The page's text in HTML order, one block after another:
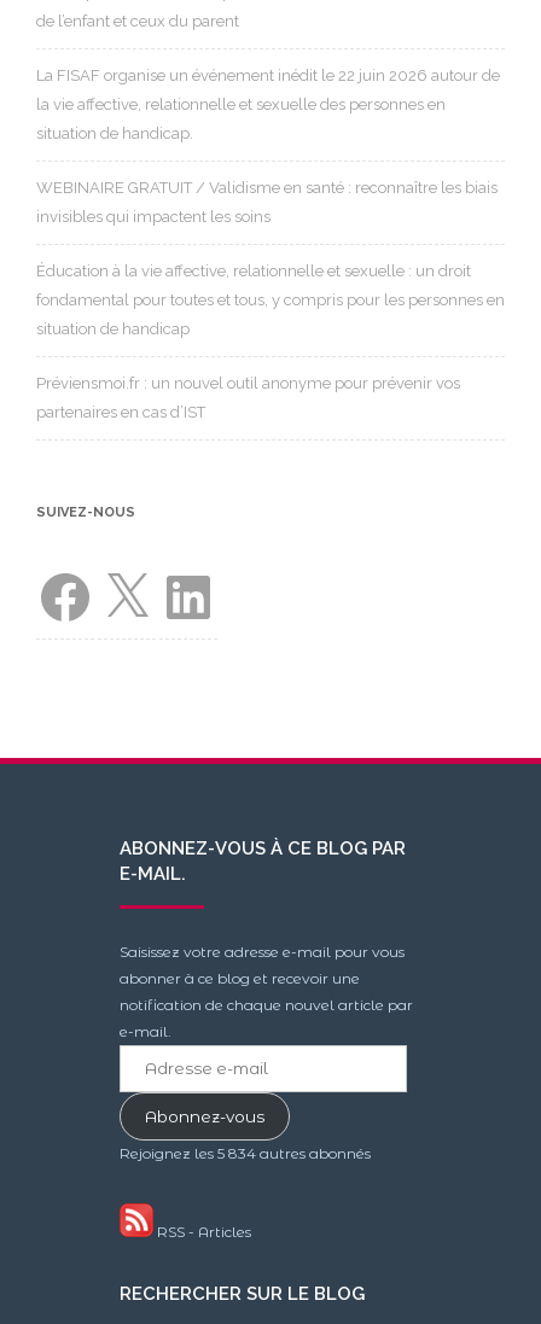
de l’enfant et ceux du parent
La FISAF organise un événement inédit le 22 juin 2026 autour de
la vie affective, relationnelle et sexuelle des personnes en
situation de handicap.
WEBINAIRE GRATUIT / Validisme en santé : reconnaître les biais
invisibles qui impactent les soins
Éducation à la vie affective, relationnelle et sexuelle : un droit
fondamental pour toutes et tous, y compris pour les personnes en
situation de handicap
Préviensmoi.fr : un nouvel outil anonyme pour prévenir vos
partenaires en cas d’IST
SUIVEZ-NOUS
Facebook LinkedIn
ABONNEZ-VOUS À CE BLOG PAR
E-MAIL.
Saisissez votre adresse e-mail pour vous
abonner à ce blog et recevoir une
notification de chaque nouvel article par
e-mail.
mailAbonnez-vous
Rejoignez les 5 834 autres abonnés
RSS - Articles
RECHERCHER SUR LE BLOG